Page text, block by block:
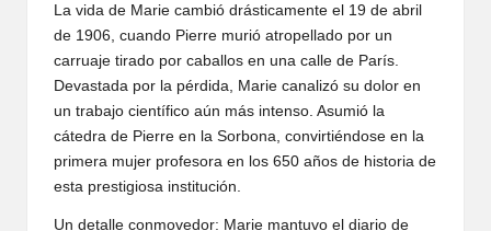
La vida de Marie cambió drásticamente el 19 de abril
de 1906, cuando Pierre murió atropellado por un
carruaje tirado por caballos en una calle de París.
Devastada por la pérdida, Marie canalizó su dolor en
un trabajo científico aún más intenso. Asumió la
cátedra de Pierre en la Sorbona, convirtiéndose en la
primera mujer profesora en los 650 años de historia de
esta prestigiosa institución.
Un detalle conmovedor: Marie mantuvo el diario de